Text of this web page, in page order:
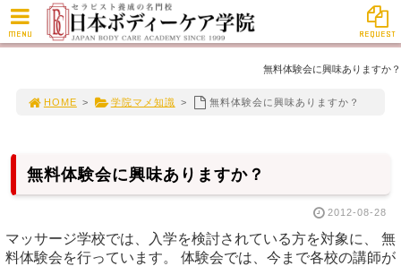
無料体験会に興味ありますか？
HOME > 学院マメ知識 > 無料体験会に興味ありますか？
無料体験会に興味ありますか？
2012-08-28
マッサージ学校では、入学を検討されている方を対象に、 無
料体験会を行っています。 体験会では、今まで各校の講師が
MENU REQUEST